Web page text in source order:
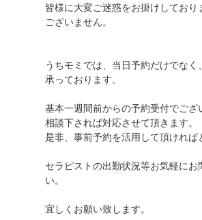
皆様に大変ご迷惑をお掛けしており
ございません。
うちモミでは、当日予約だけでなく
承っております。
基本一週間前からの予約受付でござ
相談下されば対応させて頂きます。
是非、事前予約を活用して頂ければ
セラピストの出勤状況等お気軽にお
い。
宜しくお願い致します。